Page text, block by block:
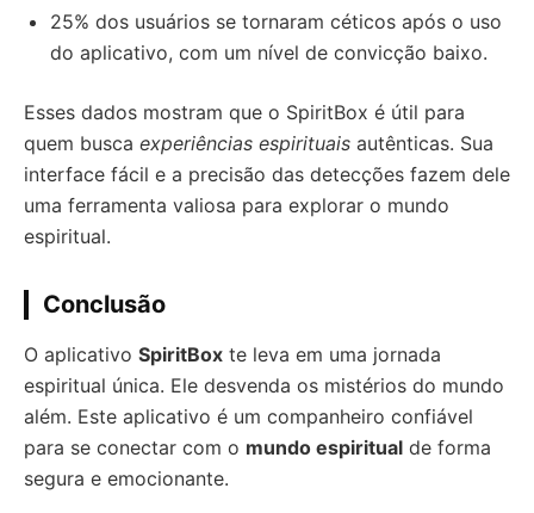
25% dos usuários se tornaram céticos após o uso
do aplicativo, com um nível de convicção baixo.
Esses dados mostram que o SpiritBox é útil para
quem busca experiências espirituais autênticas. Sua
interface fácil e a precisão das detecções fazem dele
uma ferramenta valiosa para explorar o mundo
espiritual.
Conclusão
O aplicativo SpiritBox te leva em uma jornada
espiritual única. Ele desvenda os mistérios do mundo
além. Este aplicativo é um companheiro confiável
para se conectar com o mundo espiritual de forma
segura e emocionante.